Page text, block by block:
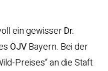
ein gewisserDr.
ÖJVBayern. Bei der
Preises“ an die Staft